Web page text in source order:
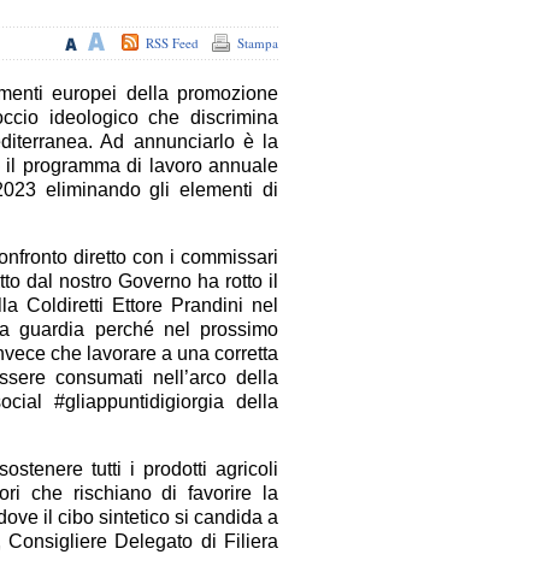
Stampa
RSS Feed
europei della promozione
ideologico che discrimina
Ad annunciarlo è la
programma di lavoro annuale
eliminando gli elementi di
diretto con i commissari
dal nostro Governo ha rotto il
Coldiretti Ettore Prandini nel
guardia perché nel prossimo
che lavorare a una corretta
consumati nell’arco della
#gliappuntidigiorgia della
tutti i prodotti agricoli
che rischiano di favorire la
il cibo sintetico si candida a
Consigliere Delegato di Filiera